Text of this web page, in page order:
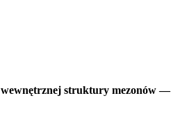
wewnętrznej struktury mezonów —